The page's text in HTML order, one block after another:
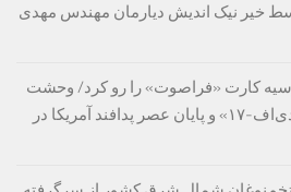
خیر نیک اندیش دیارمان مهندس مهدی
کارت «فراصوت» را رو کرد/ وحشت
در پنتاگون؛ استقرار انبوه «دی‌اف‑۱۷» و پایان عصر پدافند آمریکا در